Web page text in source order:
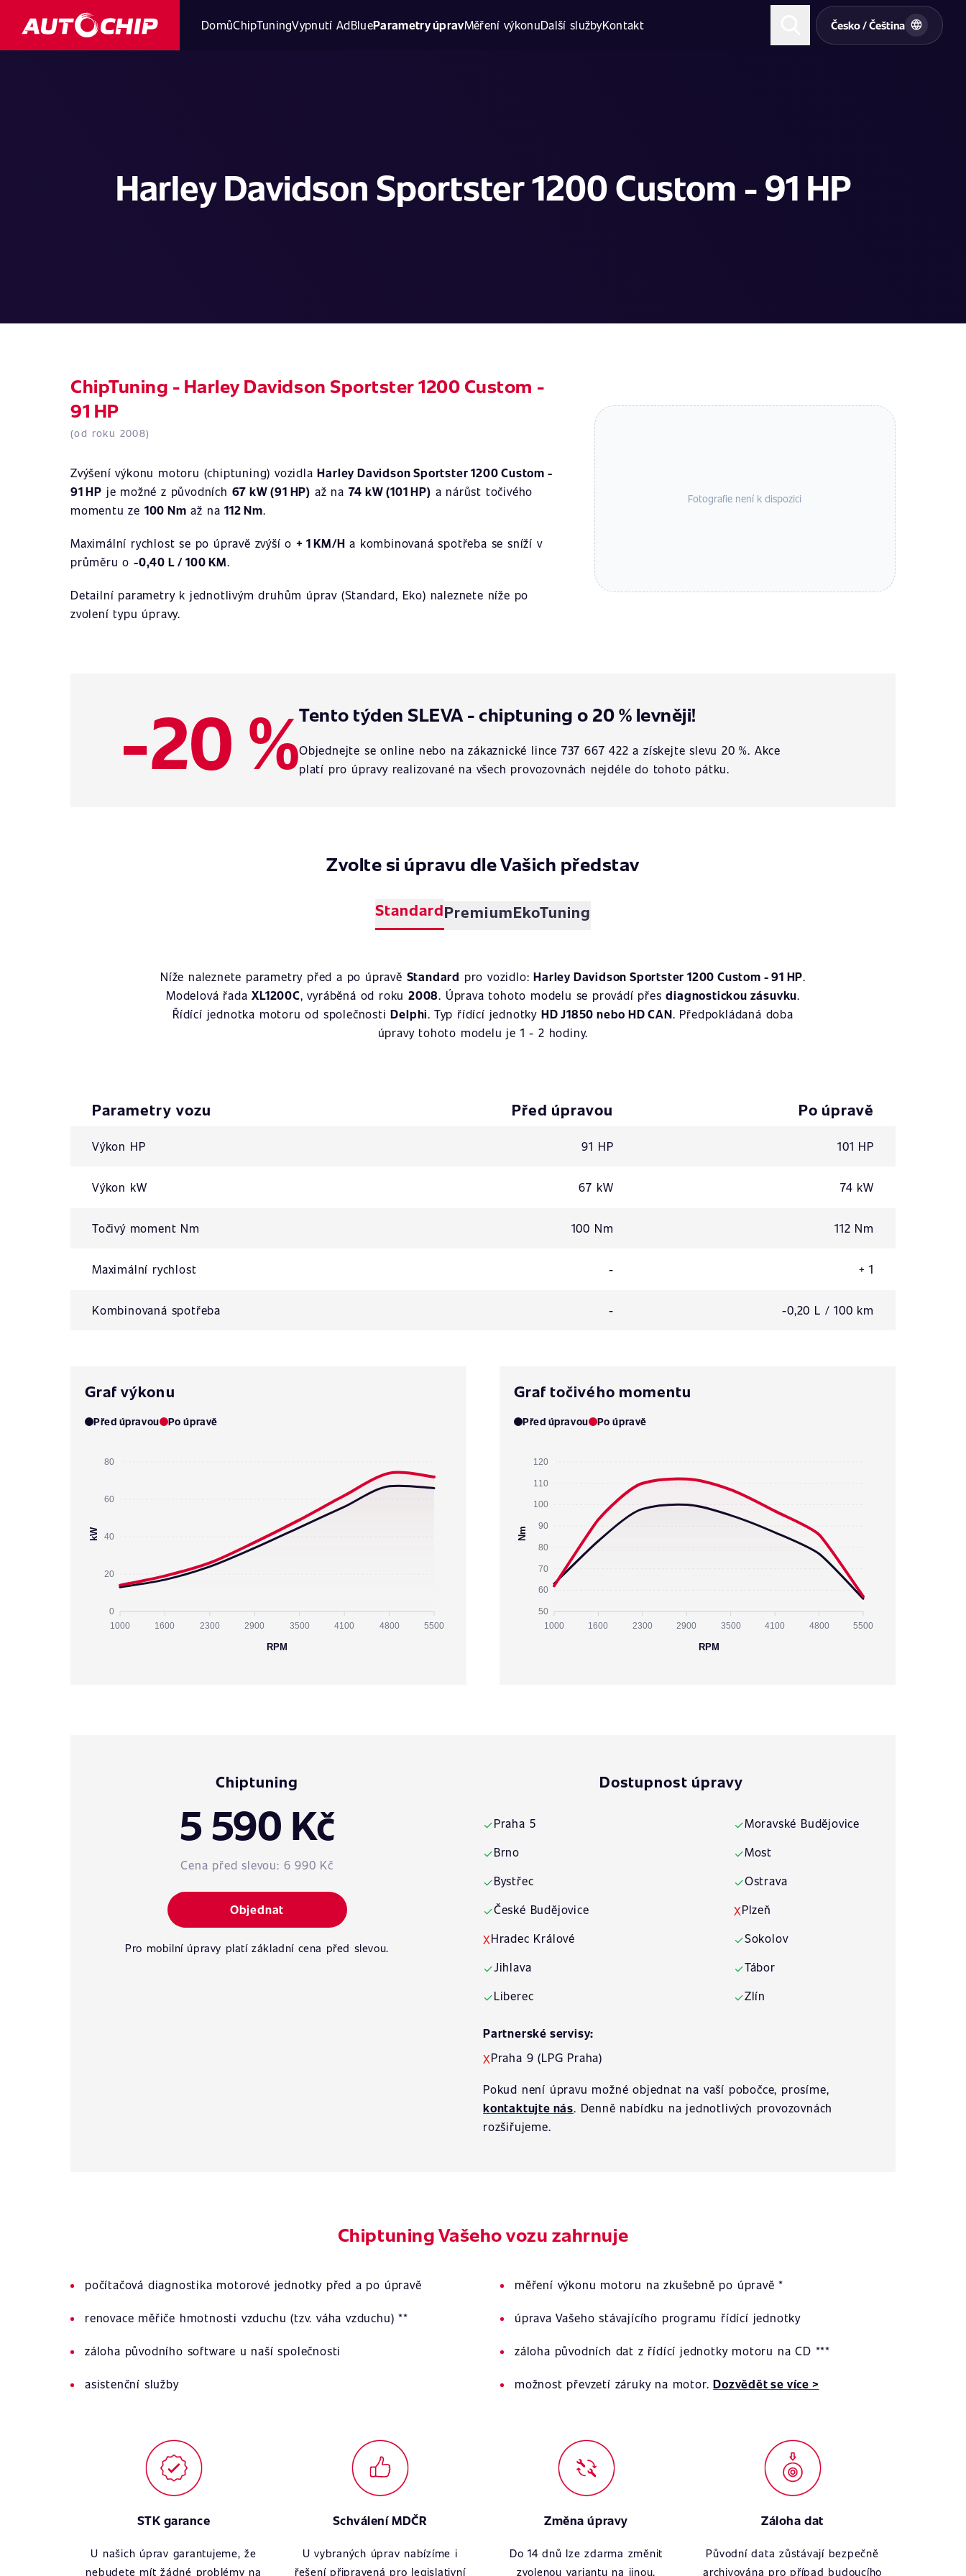
DomůChipTuningVypnutí AdBlueParametry úpravMěření výkonuDalší službyKontakt Česko / Čeština
Harley Davidson Sportster 1200 Custom - 91 HP
ChipTuning - Harley Davidson Sportster 1200 Custom -
91 HP
(od roku 2008)
Zvýšení výkonu motoru (chiptuning) vozidlaHarley Davidson Sportster 1200 Custom -
91 HP je možné z původních 67 kW (91 HP) až na 74 kW (101 HP) a nárůst točivého
momentu ze 100 Nm až na112 Nm.
Maximální rychlost se po úpravě zvýší o + 1 KM/H a kombinovaná spotřeba se sníží v
průměru o-0,40 L / 100 KM.
Detailní parametry k jednotlivým druhům úprav (Standard, Eko) naleznete níže po
zvolení typu úpravy.
Fotografie není k dispozici
-20 %Tento týden SLEVA - chiptuning o 20 % levněji!
Objednejte se online nebo na zákaznické lince 737 667 422 a získejte slevu 20 %. Akce
platí pro úpravy realizované na všech provozovnách nejdéle do tohoto pátku.
Zvolte si úpravu dle Vašich představ
StandardPremiumEkoTuning
Níže naleznete parametry před a po úpravě Standard pro vozidlo:Harley Davidson Sportster 1200 Custom - 91 HP.
Modelová řadaXL1200C, vyráběná od roku 2008. Úprava tohoto modelu se provádí přesdiagnostickou zásuvku.
Řídící jednotka motoru od společnostiDelphi. Typ řídící jednotky HD J1850 nebo HD CAN. Předpokládaná doba
úpravy tohoto modelu je 1 - 2 hodiny.
Parametry vozu Před úpravou Po úpravě
Výkon HP 91 HP 101 HP
Výkon kW 67 kW 74 kW
Točivý moment Nm 100 Nm 112 Nm
Maximální rychlost - + 1
Kombinovaná spotřeba - -0,20 L / 100 km
Graf výkonu
Před úpravou Po úpravě
80
60
40
20
0
kW
1000 1600 2300 2900 3500 4100 4800 5500
RPM
Graf točivého momentu
Před úpravou Po úpravě
120
110
100
90
80
70
60
50
Nm
1000 1600 2300 2900 3500 4100 4800 5500
RPM
Chiptuning
5 590 Kč
Cena před slevou: 6 990 Kč
Objednat
Pro mobilní úpravy platí základní cena před slevou.
Dostupnost úpravy
✓Praha 5
✓Brno
✓Bystřec
✓České Budějovice
XHradec Králové
✓Jihlava
✓Liberec
✓Moravské Budějovice
✓Most
✓Ostrava
XPlzeň
✓Sokolov
✓Tábor
✓Zlín
Partnerské servisy:
XPraha 9 (LPG Praha)
Pokud není úpravu možné objednat na vaší pobočce, prosíme,
kontaktujte nás. Denně nabídku na jednotlivých provozovnách
rozšiřujeme.
Chiptuning Vašeho vozu zahrnuje
počítačová diagnostika motorové jednotky před a po úpravě měření výkonu motoru na zkušebně po úpravě *
renovace měřiče hmotnosti vzduchu (tzv. váha vzduchu) ** úprava Vašeho stávajícího programu řídící jednotky
záloha původního software u naší společnosti záloha původních dat z řídící jednotky motoru na CD ***
asistenční služby možnost převzetí záruky na motor.Dozvědět se více >
STK garance
U našich úprav garantujeme, že
nebudete mít žádné problémy na
Schválení MDČR
U vybraných úprav nabízíme i
řešení připravená pro legislativní
Změna úpravy
Do 14 dnů lze zdarma změnit
zvolenou variantu na jinou.
Záloha dat
Původní data zůstávají bezpečně
archivována pro případ budoucího